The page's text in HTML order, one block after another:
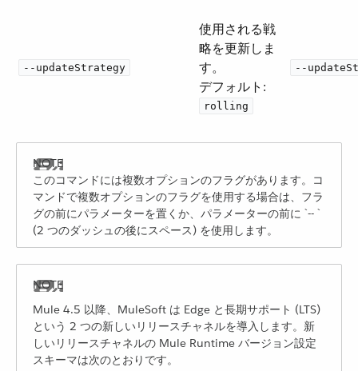
--updateStrategy
使用される戦
略を更新しま
す。
デフォルト:
rolling
--
このコマンドには複数オプションのフラグがあります。コ
マンドで複数オプションのフラグを使用する場合は、フラ
グの前にパラメーターを置くか、パラメーターの前に ​`-- `​
(2 つのダッシュの後にスペース) を使用します。
Mule 4.5 以降、MuleSoft は Edge と長期サポート (LTS)
という 2 つの新しいリリースチャネルを導入します。新
しいリリースチャネルの Mule Runtime バージョン設定
スキーマは次のとおりです。